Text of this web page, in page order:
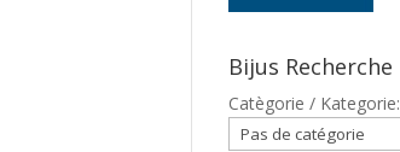
Bijus Recherche
Catègorie / Kategorie: